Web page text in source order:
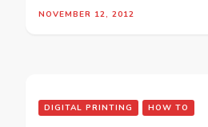
NOVEMBER 12, 2012
DIGITAL PRINTING HOW TO